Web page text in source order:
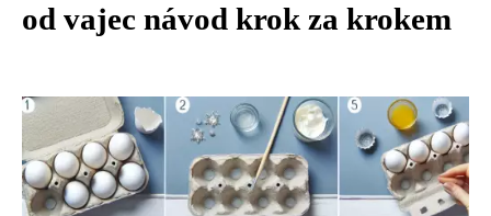
od vajec návod krok za krokem